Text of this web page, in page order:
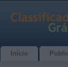
Início